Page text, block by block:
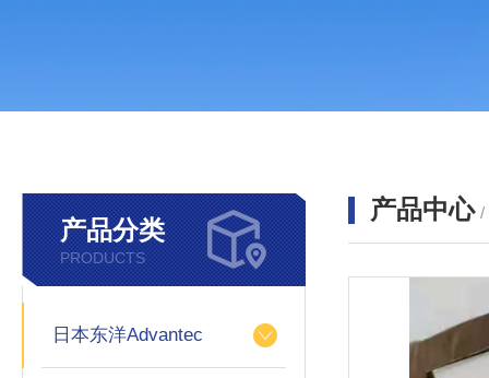
产品分类
PRODUCTS
日本东洋Advantec
产品中心 /